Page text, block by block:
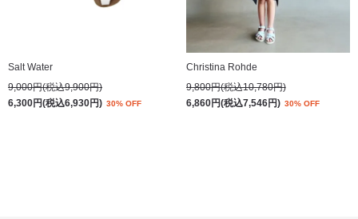
Salt Water
9,000円(税込9,900円)
6,300円(税込6,930円) 30% OFF
Christina Rohde
9,800円(税込10,780円)
6,860円(税込7,546円) 30% OFF